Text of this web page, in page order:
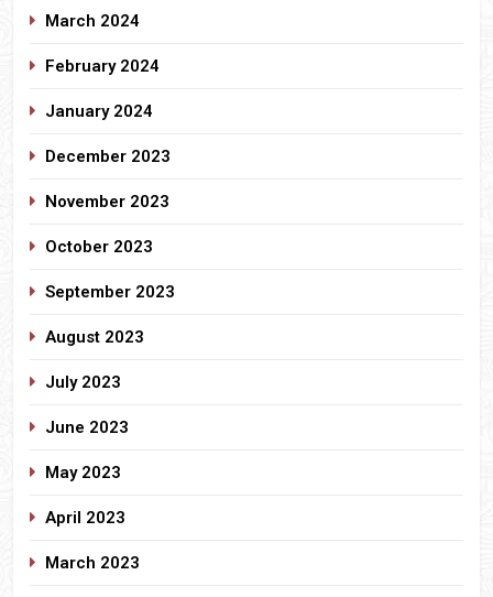
March 2024
February 2024
January 2024
December 2023
November 2023
October 2023
September 2023
August 2023
July 2023
June 2023
May 2023
April 2023
March 2023